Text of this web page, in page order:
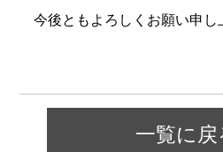
今後ともよろしくお願い申し
一覧に戻